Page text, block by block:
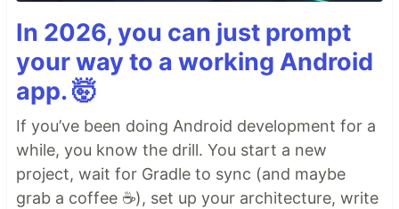
In 2026, you can just prompt
your way to a working Android
app. 🤯
If you’ve been doing Android development for a
while, you know the drill. You start a new
project, wait for Gradle to sync (and maybe
grab a coffee ☕), set up your architecture, write